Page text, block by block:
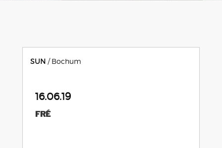
SUN Bochum
16.06.19
FRÉ